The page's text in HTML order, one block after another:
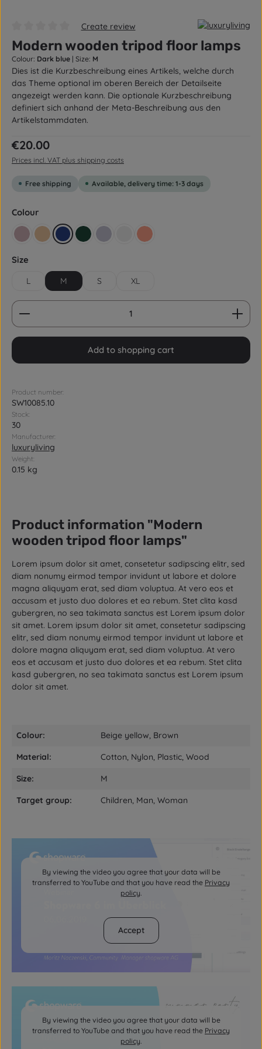
Average rating of 0 out of 5 stars
Create review
Modern wooden tripod floor lamps
Colour: Dark blue | Size: M
Dies ist die Kurzbeschreibung eines Artikels, welche durch
das Theme optional im oberen Bereich der Detailseite
angezeigt werden kann. Die optionale Kurzbeschreibung
definiert sich anhand der Meta-Beschreibung aus den
Artikelstammdaten.
Regular price:
€20.00
Prices incl. VAT plus shipping costs
Free shipping Available, delivery time: 1-3 days
Select
Colour
AltrosaBeige yellow
Dark blueDark green
Flieder Grey Lachsrot Pastell
Select
Size
L M S XL
Product Quantity: Enter the desired amount or
Add to shopping cart
Product number:
SW10085.10
Stock:
30
Manufacturer:
luxuryliving
Weight:
0.15 kg
Product information "Modern
wooden tripod floor lamps"
Lorem ipsum dolor sit amet, consetetur sadipscing elitr, sed
diam nonumy eirmod tempor invidunt ut labore et dolore
magna aliquyam erat, sed diam voluptua. At vero eos et
accusam et justo duo dolores et ea rebum. Stet clita kasd
gubergren, no sea takimata sanctus est Lorem ipsum dolor
sit amet. Lorem ipsum dolor sit amet, consetetur sadipscing
elitr, sed diam nonumy eirmod tempor invidunt ut labore et
dolore magna aliquyam erat, sed diam voluptua. At vero
eos et accusam et justo duo dolores et ea rebum. Stet clita
kasd gubergren, no sea takimata sanctus est Lorem ipsum
dolor sit amet.
Colour: Beige yellow, Brown
Material: Cotton, Nylon, Plastic, Wood
Size: M
Target group: Children, Man, Woman
By viewing the video you agree that your data will be
transferred to YouTube and that you have read the Privacy
policy.
Accept
By viewing the video you agree that your data will be
transferred to YouTube and that you have read the Privacy
policy.